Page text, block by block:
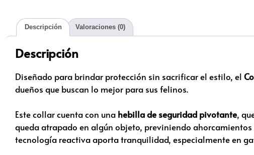
Descripción Valoraciones (0)
Descripción
Diseñado para brindar protección sin sacrificar el estilo, el
dueños que buscan lo mejor para sus felinos.
Este collar cuenta con una hebilla de seguridad pivotante,
queda atrapado en algún objeto, previniendo
tecnología reactiva aporta tranquilidad, especialmente en